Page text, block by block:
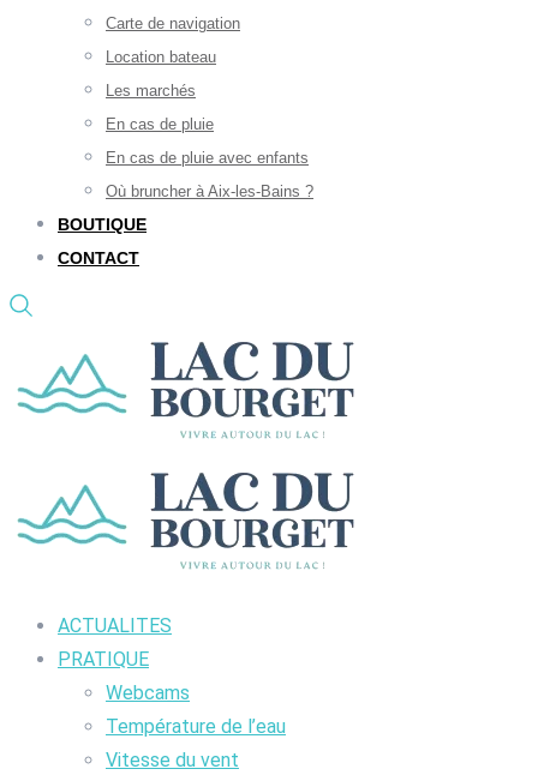
Carte de navigation
Location bateau
Les marchés
En cas de pluie
En cas de pluie avec enfants
Où bruncher à Aix-les-Bains ?
BOUTIQUE
CONTACT
ACTUALITES
PRATIQUE
Webcams
Température de l’eau
Vitesse du vent